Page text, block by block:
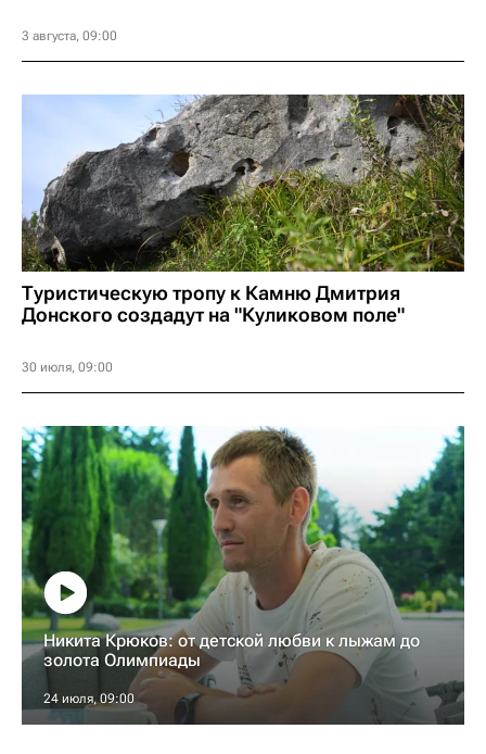
3 августа, 09:00
Туристическую тропу к Камню Дмитрия
Донского создадут на "Куликовом поле"
30 июля, 09:00
Никита Крюков: от детской любви к лыжам до
золота Олимпиады
24 июля, 09:00